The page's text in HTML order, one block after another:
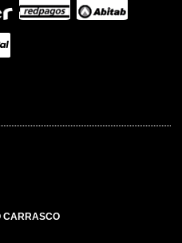
CARRASCO